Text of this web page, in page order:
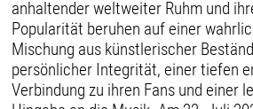
anhaltender weltweiter Ruhm und
Popularität beruhen auf einer
Mischung aus künstlerischer
persönlicher Integrität, einer tiefen
Verbindung zu ihren Fans und einer